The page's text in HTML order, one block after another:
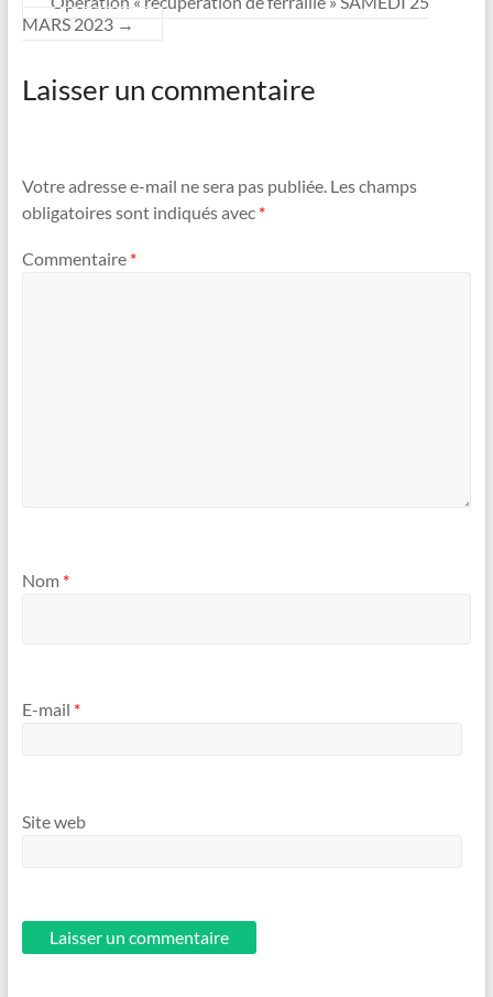
MARS 2023 →
Laisser un commentaire
Votre adresse e-mail ne sera pas publiée. Les champs
obligatoires sont indiqués avec *
Commentaire *
Nom *
E-mail *
Site web